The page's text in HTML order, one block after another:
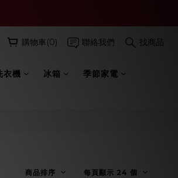
購物車(0) 聯絡我們 找商品
衣機 冰箱 季節家電
商品排序 每頁顯示 24 個